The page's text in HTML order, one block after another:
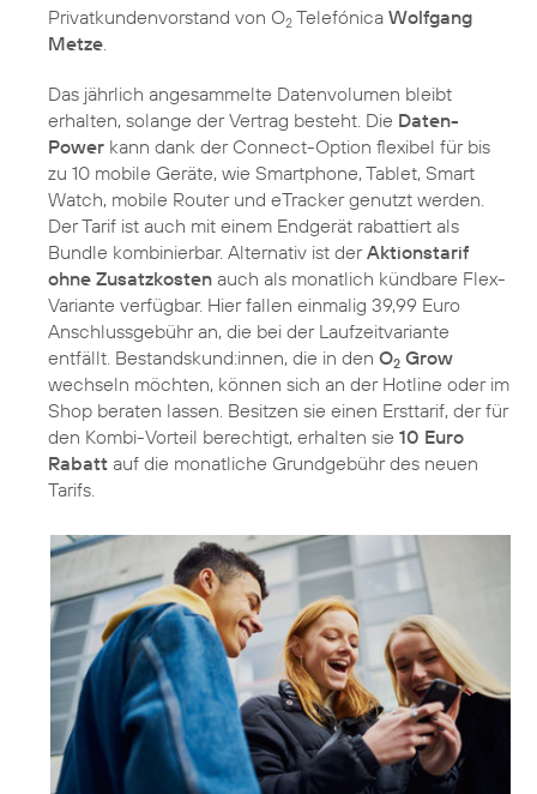
Privatkundenvorstand von O2 Telefónica Wolfgang
Metze
Das jährlich angesammelte Datenvolumen bleibt
erhalten, solange der Vertrag besteht. Die Daten-
Power kann dank der Connect-Option flexibel für bis
zu 10 mobile Geräte, wie Smartphone, Tablet, Smart
Watch, mobile Router und eTracker genutzt werden.
Der Tarif ist auch mit einem Endgerät rabattiert als
Bundle kombinierbar. Alternativ ist derAktionstarif
ohne Zusatzkosten auch als monatlich kündbare Flex-
Variante verfügbar. Hier fallen einmalig 39,99 Euro
Anschlussgebühr an, die bei der Laufzeitvariante
entfällt. Bestandskund:innen, die in den O2 Grow
wechseln möchten, können sich an der Hotline oder im
Shop beraten lassen. Besitzen sie einen Ersttarif, der für
den Kombi-Vorteil berechtigt, erhalten sie 10 Euro
Rabatt auf die monatliche Grundgebühr des neuen
Tarifs.